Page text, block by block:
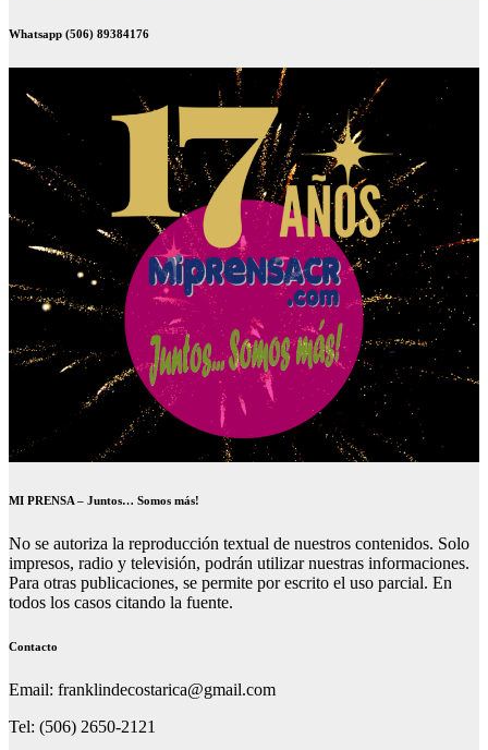
Whatsapp (506) 89384176
MI PRENSA – Juntos… Somos más!
No se autoriza la reproducción textual de nuestros contenidos. Solo
impresos, radio y televisión, podrán utilizar nuestras informaciones.
Para otras publicaciones, se permite por escrito el uso parcial. En
todos los casos citando la fuente.
Contacto
Email: franklindecostarica@gmail.com
Tel: (506) 2650-2121